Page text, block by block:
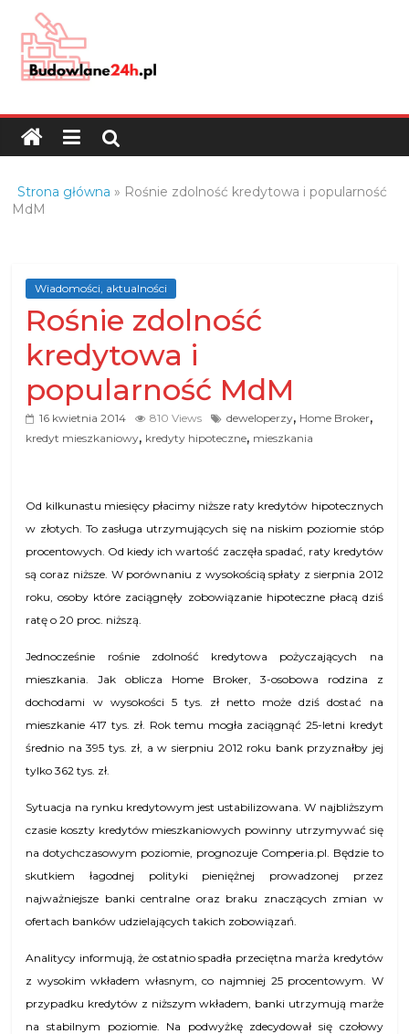
content
Budowlane24h.pl
portal
budowlany
oraz
budowlanej
Strona główna » Rośnie zdolność kredytowa i popularność
MdM
Wiadomości, aktualności
Rośnie zdolność
kredytowa i
popularność MdM
16 kwietnia 2014 810 Views deweloperzy, Home Broker,
kredyt mieszkaniowy, kredyty hipoteczne, mieszkania
Od kilkunastu miesięcy płacimy niższe raty kredytów hipotecznych
w złotych. To zasługa utrzymujących się na niskim poziomie stóp
procentowych. Od kiedy ich wartość zaczęła spadać, raty kredytów
są coraz niższe. W porównaniu z wysokością spłaty z sierpnia 2012
roku, osoby które zaciągnęły zobowiązanie hipoteczne płacą dziś
ratę o 20 proc. niższą.
Jednocześnie rośnie zdolność kredytowa pożyczających na
mieszkania. Jak oblicza Home Broker, 3-osobowa rodzina z
dochodami w wysokości 5 tys. zł netto może dziś dostać na
mieszkanie 417 tys. zł. Rok temu mogła zaciągnąć 25-letni kredyt
średnio na 395 tys. zł, a w sierpniu 2012 roku bank przyznałby jej
tylko 362 tys. zł.
Sytuacja na rynku kredytowym jest ustabilizowana. W najbliższym
czasie koszty kredytów mieszkaniowych powinny utrzymywać się
na dotychczasowym poziomie, prognozuje Comperia.pl. Będzie to
skutkiem łagodnej polityki pieniężnej prowadzonej przez
najważniejsze banki centralne oraz braku znaczących zmian w
ofertach banków udzielających takich zobowiązań.
Analitycy informują, że ostatnio spadła przeciętna marża kredytów
z wysokim wkładem własnym, co najmniej 25 procentowym. W
przypadku kredytów z niższym wkładem, banki utrzymują marże
na stabilnym poziomie. Na podwyżkę zdecydował się czołowy